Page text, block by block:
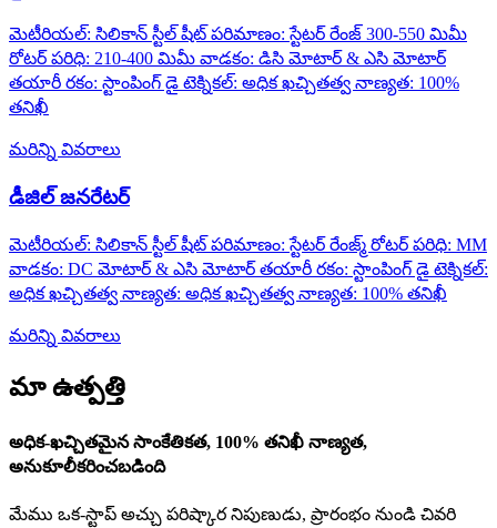
మెటీరియల్: సిలికాన్ స్టీల్ షీట్ పరిమాణం: స్టేటర్ రేంజ్ 300-550 మిమీ
రోటర్ పరిధి: 210-400 మిమీ వాడకం: డిసి మోటార్ & ఎసి మోటార్
తయారీ రకం: స్టాంపింగ్ డై టెక్నికల్: అధిక ఖచ్చితత్వ నాణ్యత: 100%
తనిఖీ
మరిన్ని వివరాలు
డీజిల్ జనరేటర్
మెటీరియల్: సిలికాన్ స్టీల్ షీట్ పరిమాణం: స్టేటర్ రేంజ్మ్ రోటర్ పరిధి: MM
వాడకం: DC మోటార్ & ఎసి మోటార్ తయారీ రకం: స్టాంపింగ్ డై టెక్నికల్:
అధిక ఖచ్చితత్వ నాణ్యత: అధిక ఖచ్చితత్వ నాణ్యత: 100% తనిఖీ
మరిన్ని వివరాలు
మా ఉత్పత్తి
అధిక-ఖచ్చితమైన సాంకేతికత, 100% తనిఖీ నాణ్యత,
అనుకూలీకరించబడింది
మేము ఒక-స్టాప్ అచ్చు పరిష్కార నిపుణుడు, ప్రారంభం నుండి చివరి